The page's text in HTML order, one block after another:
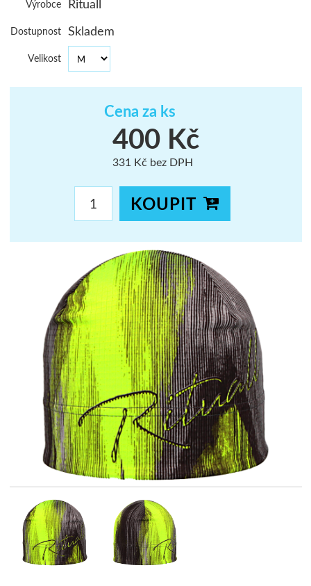
Výrobce Rituall
Dostupnost Skladem
Velikost
Cena za ks
400 Kč
331 Kč bez DPH
KOUPIT